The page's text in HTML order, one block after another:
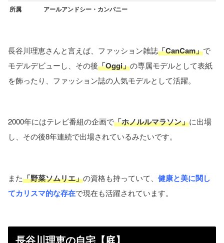
所属
アールアンドシー・カンパニー
長谷川理恵さんと言えば、ファッション雑誌「CanCam」で
モデルデビューし、その後「Oggi」の専属モデルとして表紙
を飾ったり、ファッション誌の人気モデルとして活躍。
2000年にはテレビ番組の企画で「ホノルルマラソン」に出場
し、その後8年連続で出場されているみたいです。
また「野菜ソムリエ」の資格も持っていて、 健康と美に関し
てカリスマ的な存在で現在も活躍されています。
長谷川理恵の自宅【庭】